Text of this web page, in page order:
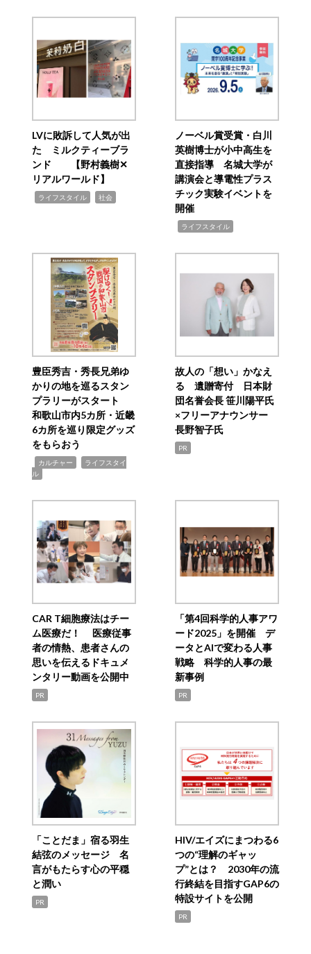
LVに敗訴して人気が出
た ミルクティーブラ
ンド 【野村義樹✕
リアルワールド】
ライフスタイル 社会
ノーベル賞受賞・白川
英樹博士が小中高生を
直接指導 名城大学が
講演会と導電性プラス
チック実験イベントを
開催
ライフスタイル
豊臣秀吉・秀長兄弟ゆ
かりの地を巡るスタン
プラリーがスタート
和歌山市内5カ所・近畿
6カ所を巡り限定グッズ
をもらおう
カルチャー
ライフスタイ
ル
故人の「想い」かなえ
る 遺贈寄付 日本財
団名誉会長 笹川陽平氏
×フリーアナウンサー
長野智子氏
PR
CAR T細胞療法はチー
ム医療だ！ 医療従事
者の情熱、患者さんの
思いを伝えるドキュメ
ンタリー動画を公開中
PR
「第4回科学的人事アワ
ード2025」を開催 デ
ータとAIで変わる人事
戦略 科学的人事の最
新事例
PR
「ことだま」宿る羽生
結弦のメッセージ 名
言がもたらす心の平穏
と潤い
PR
HIV/エイズにまつわる6
つの“理解のギャッ
プ”とは？ 2030年の流
行終結を目指すGAP6の
特設サイトを公開
PR